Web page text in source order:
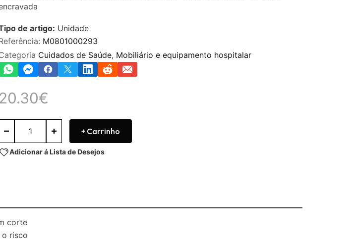
de artigo: Unidade
M0801000293
Cuidados de Saúde, Mobiliário e equipamento hospitalar
20.30€
+ Carrinho
Adicionar á Lista de Desejos
corte
o risco